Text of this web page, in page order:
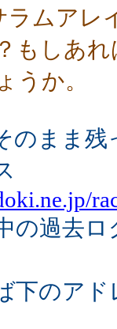
ラムアレ
もしあ
うか。
のまま
の過去
下のア